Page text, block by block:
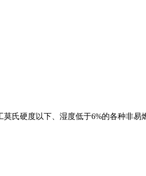
氏硬度以下、湿度低于6%的各种非易